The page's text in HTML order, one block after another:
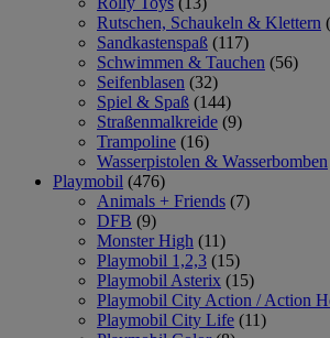
Rutschen, Schaukeln & Klettern
Sandkastenspaß (117)
Schwimmen & Tauchen (56)
Seifenblasen (32)
Spiel & Spaß (144)
Straßenmalkreide (9)
Trampoline (16)
Wasserpistolen & Wasserbomben
Playmobil (476)
Animals + Friends (7)
DFB (9)
Monster High (11)
Playmobil 1,2,3 (15)
Playmobil Asterix (15)
Playmobil City Action / Action
Playmobil City Life (11)